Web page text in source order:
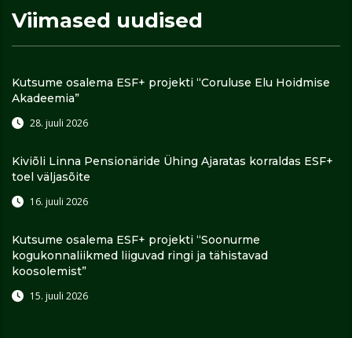
Viimased uudised
Kutsume osalema ESF+ projekti “Coruluse Elu Hoidmise
Akadeemia”
28. juuli 2026
Kiviõli Linna Pensionäride Ühing Ajaratas korraldas ESF+
toel väljasõite
16. juuli 2026
Kutsume osalema ESF+ projekti “Soonurme
kogukonnaliikmed liiguvad ringi ja tähistavad
koosolemist”
15. juuli 2026